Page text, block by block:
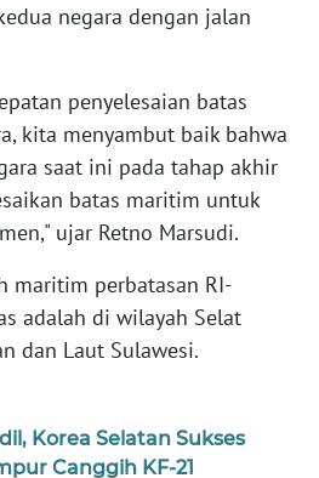
negara dengan jalan
penyelesaian batas
kita menyambut baik bahwa
saat ini pada tahap akhir
batas maritim untuk
ujar Retno Marsudi.
maritim perbatasan RI-
adalah di wilayah Selat
dan Laut Sulawesi.
Korea Selatan Sukses
Canggih KF-21